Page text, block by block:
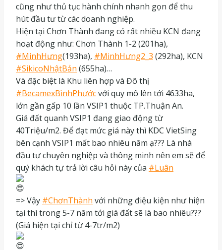
cũng như thủ tục hành chính nhanh gọn để thu
hút đầu tư từ các doanh nghiệp.
Hiện tại Chơn Thành đang có rất nhiều KCN đang
hoạt động như: Chơn Thành 1-2 (201ha),
#MinhHưng(193ha), #MinhHưng2_3 (292ha), KCN
#SikicoNhậtBản (655ha)…
Và đặc biệt là Khu liên hợp và Đô thị
#BecamexBìnhPhướcvới quy mô lên tới 4633ha,
lớn gần gấp 10 lần VSIP1 thuộc TP.Thuận An.
Giá đất quanh VSIP1 đang giao động từ
40Triệu/m2. Để đạt mức giá này thì KDC VietSing
bên cạnh VSIP1 mất bao nhiêu năm ạ??? Là nhà
đầu tư chuyên nghiệp và thông minh nên em sẽ để
quý khách tự trả lời câu hỏi này của #Luân
=> Vậy #ChơnThành với những điệu kiện như hiện
tại thì trong 5-7 năm tới giá đất sẽ là bao nhiêu???
(Giá hiện tại chỉ từ 4-7tr/m2)